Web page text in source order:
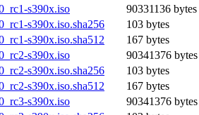
s390x.iso
90331136 bytes
s390x.iso.sha256
103 bytes
s390x.iso.sha512
167 bytes
s390x.iso
90341376 bytes
s390x.iso.sha256
103 bytes
s390x.iso.sha512
167 bytes
s390x.iso
90341376 bytes